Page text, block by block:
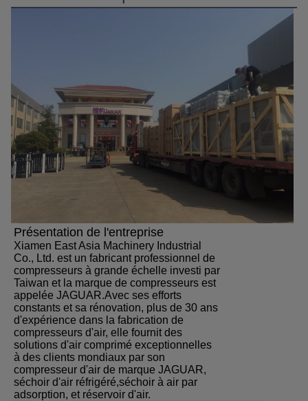
Présentation de l'entreprise
Xiamen East Asia Machinery Industrial
Co., Ltd. est un fabricant professionnel de
compresseurs à grande échelle investi par
Taiwan et la marque de compresseurs est
appelée JAGUAR.Avec ses efforts
constants et sa rénovation, plus de 30 ans
d'expérience dans la fabrication de
compresseurs d'air, elle fournit des
solutions d'air comprimé exceptionnelles
à des clients mondiaux par son
compresseur d'air de marque JAGUAR,
séchoir d'air réfrigéré,séchoir à air par
adsorption, et réservoir d'air.